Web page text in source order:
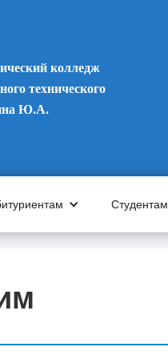
колледж
технического
Ю.А.
Студентам